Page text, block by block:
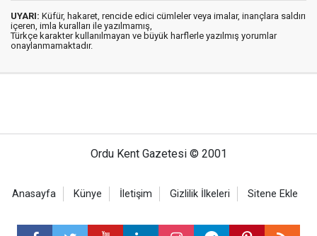
UYARI: Küfür, hakaret, rencide edici cümleler veya imalar, inançlara saldırı
içeren, imla kuralları ile yazılmamış,
Türkçe karakter kullanılmayan ve büyük harflerle yazılmış yorumlar
onaylanmamaktadır.
Ordu Kent Gazetesi © 2001
Anasayfa Künye İletişim Gizlilik İlkeleri Sitene Ekle